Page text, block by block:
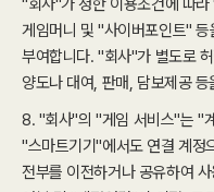
"회사"가 정한 이용조건에 따
게임머니 및 "사이버포인트"
부여합니다. "회사"가 별도로
양도나 대여, 판매, 담보제공
8. "회사"의 "게임 서비스"는 "
"스마트기기"에서도 연결 계정
전부를 이전하거나 공유하여